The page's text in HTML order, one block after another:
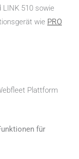
LINK 510 sowie
wie PRO
Plattform
für